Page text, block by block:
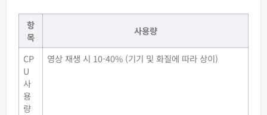
항
목
사용량
CP
U
사
용
량
영상 재생 시 10-40% (기기 및 화질에 따라 상이)